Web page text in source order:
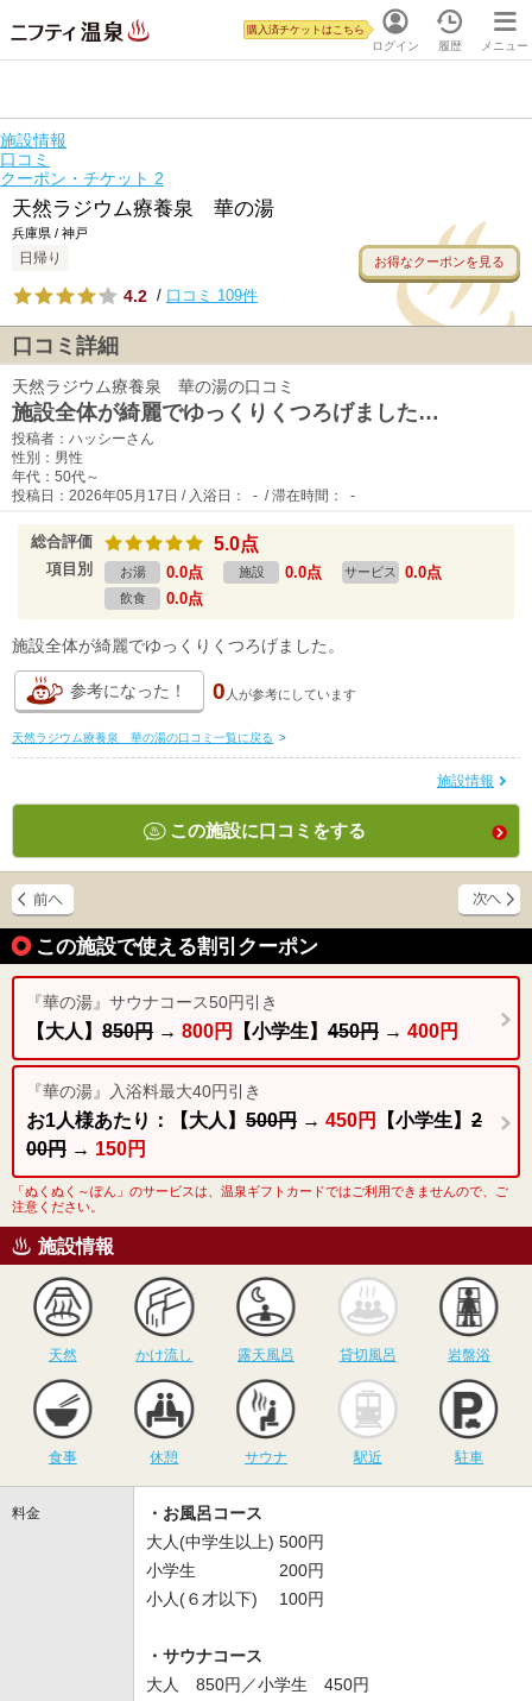
ログイン
購入済チケットはこちら
履歴 メニュー
施設情報
口コミ
クーポン・チケット 2
天然ラジウム療養泉 華の湯
兵庫県 / 神戸
日帰り お得なクーポンを見る
4.2 / 口コミ 109件
口コミ詳細
天然ラジウム療養泉 華の湯の口コミ
施設全体が綺麗でゆっくりくつろげました…
投稿者：ハッシーさん
性別：男性
年代：50代～
投稿日：2026年05月17日 / 入浴日： - / 滞在時間： -
総合評価 5.0点
項目別 お湯 0.0点 施設 0.0点 サービス 0.0点
飲食 0.0点
施設全体が綺麗でゆっくりくつろげました。
参考になった！ 0 人が参考にしています
天然ラジウム療養泉 華の湯の口コミ一覧に戻る >
施設情報
この施設に口コミをする
この施設で使える割引クーポン
『華の湯』サウナコース50円引き
【大人】 850円 → 800円 【小学生】 450円 → 400円
『華の湯』入浴料最大40円引き
お1人様あたり：【大人】 500円 → 450円 【小学生】 2
00円 → 150円
「ぬくぬく～ぽん」のサービスは、温泉ギフトカードではご利用できませんので、ご
注意ください。
施設情報
天然
かけ流し
かけ流し
露天風呂
露天風呂
貸切風呂
貸切風呂 岩盤浴
食事 休憩
サウナ
サウナ 駅近 駐車
料金
・お風呂コース
大人(中学生以上) 500円
小学生 200円
小人(６才以下) 100円
・サウナコース
大人 850円／小学生 450円